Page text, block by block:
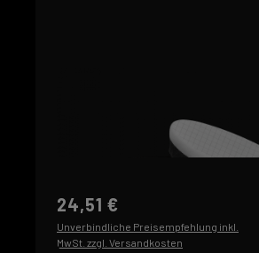
24,51 €
Unverbindliche Preisempfehlung inkl.
MwSt. zzgl. Versandkosten